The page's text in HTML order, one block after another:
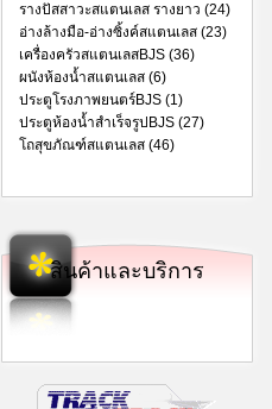
รางปัสสาวะสแตนเลส รางยาว (24)
อ่างล้างมือ-อ่างซิ้งค์สแตนเลส (23)
เครื่องครัวสแตนเลสBJS (36)
ผนังห้องน้ำสแตนเลส (6)
ประตูโรงภาพยนตร์BJS (1)
ประตูห้องน้ำสำเร็จรูปBJS (27)
โถสุขภัณฑ์สแตนเลส (46)
สินค้าและบริการ